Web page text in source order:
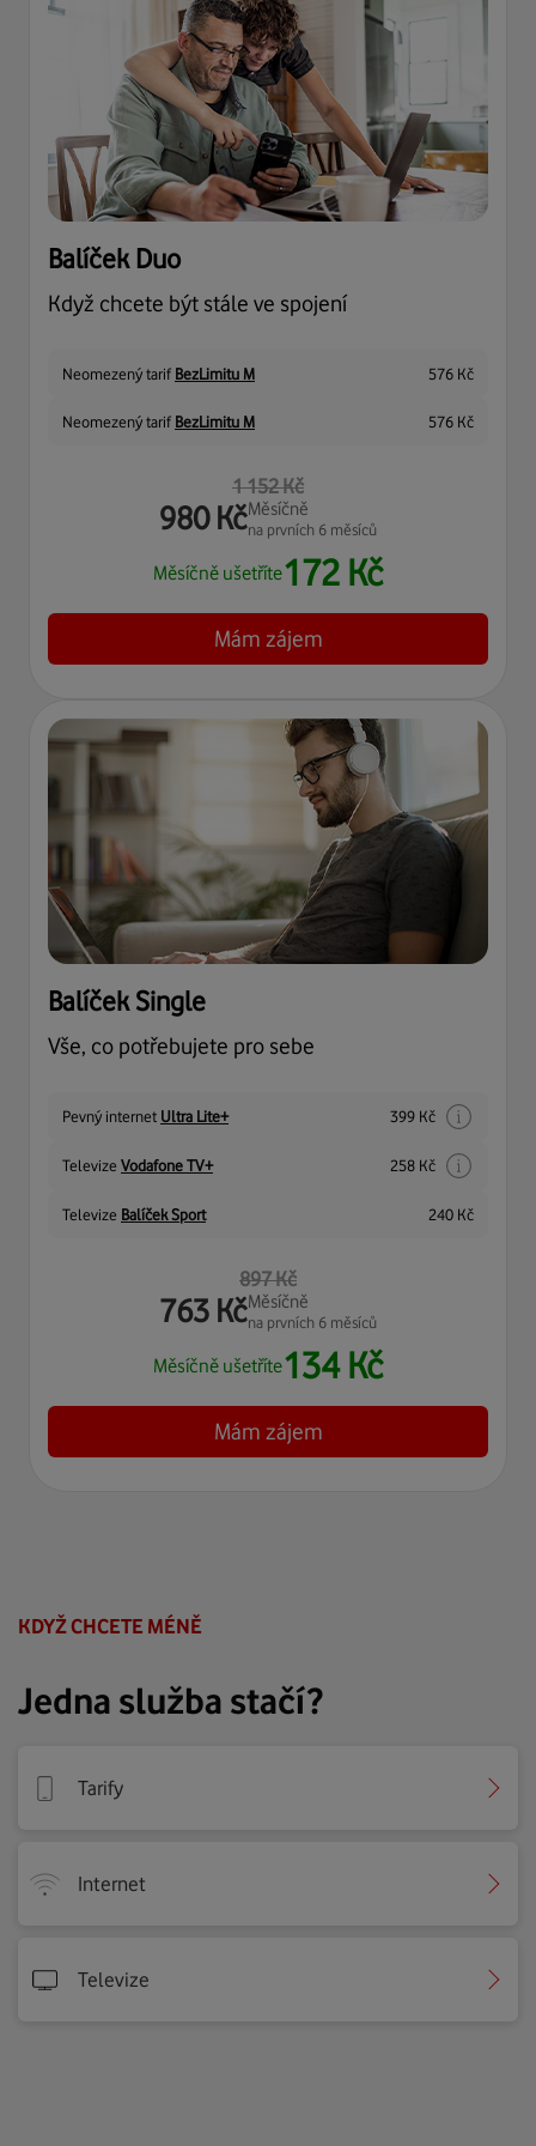
Balíček Duo
Když chcete být stále ve spojení
Neomezený tarif BezLimitu M 576 Kč
Neomezený tarif BezLimitu M 576 Kč
1 152Kč
980 KčMěsíčně
na prvních 6 měsíců
Měsíčně ušetříte172 Kč
Mám zájem
Balíček Single
Vše, co potřebujete pro sebe
Pevný internet Ultra Lite+ 399 Kč
Televize Vodafone TV+ 258 Kč
Televize Balíček Sport 240 Kč
897Kč
763 KčMěsíčně
na prvních 6 měsíců
Měsíčně ušetříte134 Kč
Mám zájem
KDYŽ CHCETE MÉNĚ
Jedna služba stačí?
Tarify
Internet
Televize